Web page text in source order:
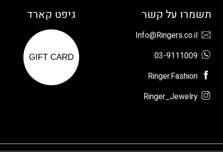
תשמרו על קשר
Info@Ringers.co.il
03-9111009
Ringer.Fashion
Ringer_Jewelry
גיפט קארד
GIFT CARD